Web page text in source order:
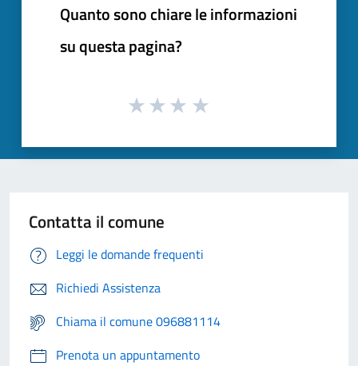
Quanto sono chiare le informazioni
su questa pagina?
Contatta il comune
Leggi le domande frequenti
Richiedi Assistenza
Chiama il comune 096881114
Prenota un appuntamento